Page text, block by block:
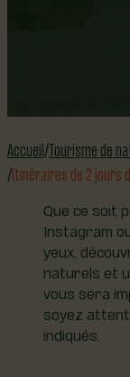
Accueil Tourisme de
Itinéraires de 2 jours
Que ce soit
Instagram
yeux,
naturels et
vous sera
soyez
indiqués.